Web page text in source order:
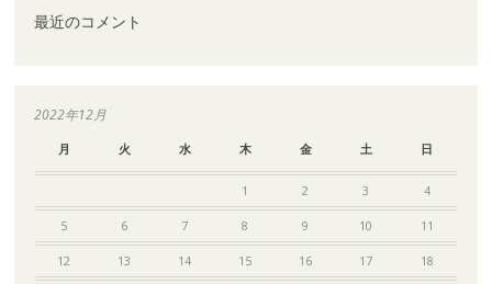
る
為
な
な
養
Ｃ・
ビ
Ｂ
リ
酸・
能
最近のコメント
2022年12月
月 火 水 木 金 土 日
1 2 3 4
5 6 7 8 9 10 11
12 13 14 15 16 17 18